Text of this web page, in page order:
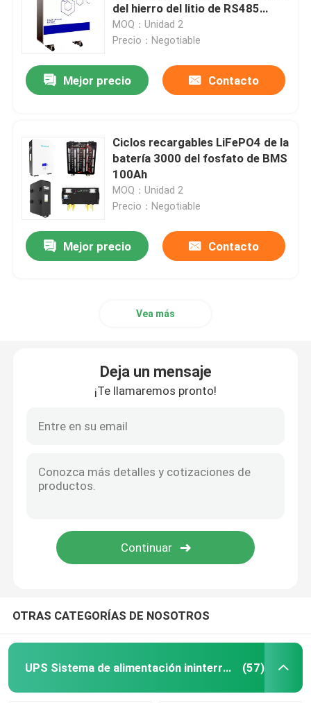
del hierro del litio de RS485
PWM
MOQ：Unidad 2
Precio：Negotiable
Mejor precio Contacto
Ciclos recargables LiFePO4 de la
batería 3000 del fosfato de BMS
100Ah
MOQ：Unidad 2
Precio：Negotiable
Mejor precio Contacto
Vea más
Deja un mensaje
¡Te llamaremos pronto!
OTRAS CATEGORÍAS DE NOSOTROS
UPS Sistema de alimentación ininterrumpida (57)